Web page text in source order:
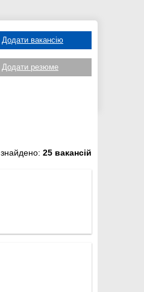
Додати вакансію
Додати резюме
знайдено: 25 вакансій